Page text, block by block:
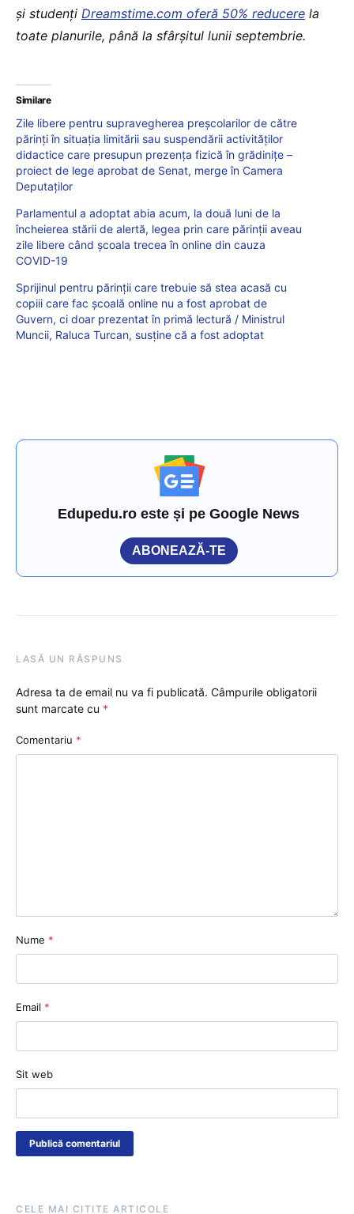
și studenți Dreamstime.com oferă 50% reducere la
toate planurile, până la sfârșitul lunii septembrie.
Similare
Zile libere pentru supravegherea preşcolarilor de către
părinţi în situaţia limitării sau suspendării activităţilor
didactice care presupun prezența fizică în grădinițe –
proiect de lege aprobat de Senat, merge în Camera
Deputaților
Parlamentul a adoptat abia acum, la două luni de la
încheierea stării de alertă, legea prin care părinții aveau
zile libere când școala trecea în online din cauza
COVID-19
Sprijinul pentru părinții care trebuie să stea acasă cu
copiii care fac școală online nu a fost aprobat de
Guvern, ci doar prezentat în primă lectură / Ministrul
Muncii, Raluca Turcan, susține că a fost adoptat
Edupedu.ro este și pe Google News
ABONEAZĂ-TE
LASĂ UN RĂSPUNS
Adresa ta de email nu va fi publicată. Câmpurile obligatorii
sunt marcate cu *
Comentariu *
Nume *
Email *
Sit web
CELE MAI CITITE ARTICOLE